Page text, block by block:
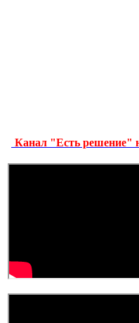
Канал "Есть решение"